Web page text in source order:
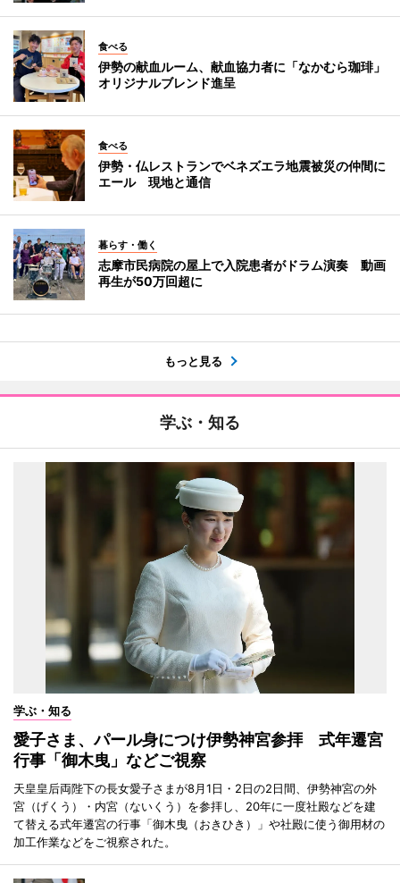
食べる
伊勢の献血ルーム、献血協力者に「なかむら珈琲」
オリジナルブレンド進呈
食べる
伊勢・仏レストランでベネズエラ地震被災の仲間に
エール 現地と通信
暮らす・働く
志摩市民病院の屋上で入院患者がドラム演奏 動画
再生が50万回超に
もっと見る
学ぶ・知る
学ぶ・知る
愛子さま、パール身につけ伊勢神宮参拝 式年遷宮
行事「御木曳」などご視察
天皇皇后両陛下の長女愛子さまが8月1日・2日の2日間、伊勢神宮の外
宮（げくう）・内宮（ないくう）を参拝し、20年に一度社殿などを建
て替える式年遷宮の行事「御木曳（おきひき）」や社殿に使う御用材の
加工作業などをご視察された。